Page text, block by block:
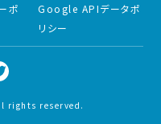
ポ
Google APIデータポ
リシー
rights reserved.